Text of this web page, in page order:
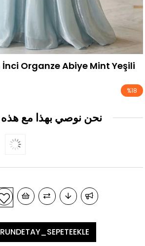
Organze Abiye Mint Yeşili
%18
نحن نوصي بهذا مع هذه